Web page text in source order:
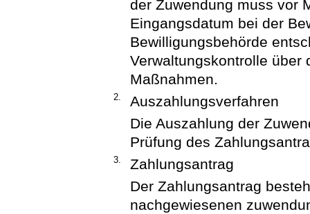
der Zuwendung muss vor
Eingangsdatum bei der
Bewilligungsbehörde
Verwaltungskontrolle über
Maßnahmen.
2.
Auszahlungsverfahren
Die Auszahlung der
Prüfung des
3.
Zahlungsantrag
Der Zahlungsantrag
nachgewiesenen